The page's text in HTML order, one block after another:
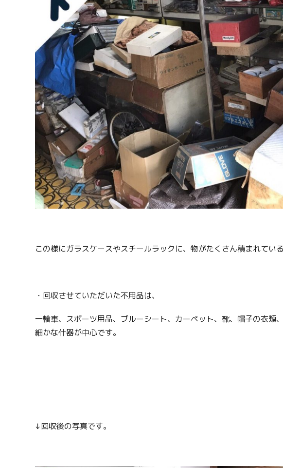
この様にガラスケースやスチールラックに、物がたくさん積まれている
・回収させていただいた不用品は、
一輪車、スポーツ用品、ブルーシート、カーペット、靴、帽子の衣類
細かな什器が中心です。
↓回収後の写真です。